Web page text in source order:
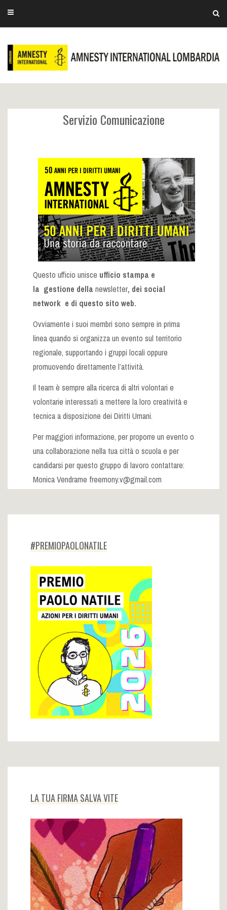
Servizio Comunicazione
Questo ufficio unisce ufficio stampa e
la gestione della newsletter, dei social
network e di questo sito web.
Ovviamente i suoi membri sono sempre in prima
linea quando si organizza un evento sul territorio
regionale, supportando i gruppi locali oppure
promuovendo direttamente l’attività.
Il team è sempre alla ricerca di altri volontari e
volontarie interessati a mettere la loro creatività e
tecnica a disposizione dei Diritti Umani.
Per maggiori informazione, per proporre un evento o
una collaborazione nella tua città o scuola e per
candidarsi per questo gruppo di lavoro contattare:
Monica Vendrame freemony.v@gmail.com
#PREMIOPAOLONATILE
LA TUA FIRMA SALVA VITE